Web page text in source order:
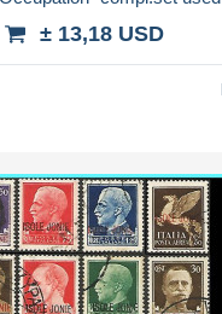
± 13,18 USD